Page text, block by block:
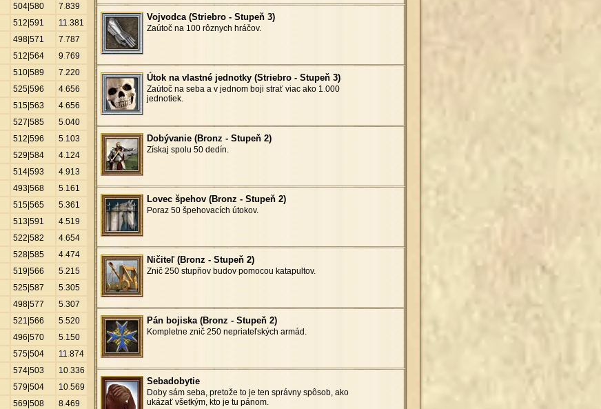
504|580 7.839
512|591 11.381
498|571 7.787
512|564 9.769
510|589 7.220
525|596 4.656
515|563 4.656
527|585 5.040
512|596 5.103
529|584 4.124
514|593 4.913
493|568 5.161
515|565 5.361
513|591 4.519
522|582 4.654
528|585 4.474
519|566 5.215
525|587 5.305
498|577 5.307
521|566 5.520
496|570 5.150
575|504 11.874
574|503 10.336
579|504 10.569
569|508 8.469
Vojvodca (Striebro - Stupeň 3)
Zaútoč na 100 rôznych hráčov.
Útok na vlastné jednotky (Striebro - Stupeň 3)
Zaútoč na seba a v jednom boji strať viac ako 1.000
jednotiek.
Dobývanie (Bronz - Stupeň 2)
Získaj spolu 50 dedín.
Lovec špehov (Bronz - Stupeň 2)
Poraz 50 špehovacích útokov.
Ničiteľ (Bronz - Stupeň 2)
Znič 250 stupňov budov pomocou katapultov.
Pán bojiska (Bronz - Stupeň 2)
Kompletne znič 250 nepriateľských armád.
Sebadobytie
Doby sám seba, pretože to je ten správny spôsob, ako
ukázať všetkým, kto je tu pánom.